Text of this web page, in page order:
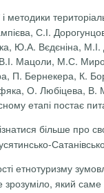
методики
С.І.
Вєдєніна,
Ма­цоли, М.С.
П. Бернекера,
О. Любіцева, В.
етапі постає
більше про
етнотуризму
який